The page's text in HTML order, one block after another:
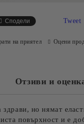
Сподели Tweet
на приятел Оцени
Отзиви и
но нямат
повърхност и е